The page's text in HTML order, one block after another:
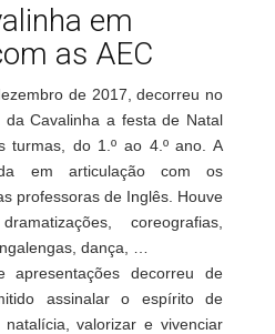
em
as AEC
de 2017, decorreu no
da Cavalinha a festa de Natal
turmas, do 1.º ao 4.º ano. A
em articulação com os
professoras de Inglês. Houve
coreografias,
dança, …
apresentações decorreu de
assinalar o espírito de
valorizar e vivenciar